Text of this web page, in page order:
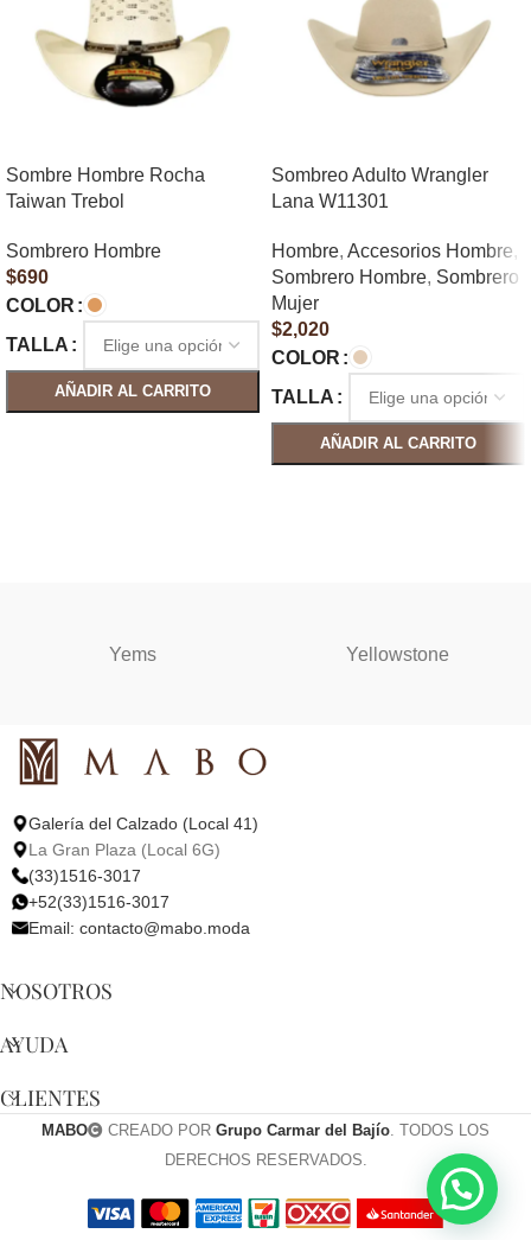
Sombre Hombre Rocha
Taiwan Trebol
Sombrero Hombre
$690
COLOR
TALLA
AÑADIR AL CARRITO
Sombreo Adulto Wrangler
Lana W11301
Hombre, Accesorios Hombre,
Sombrero Hombre, Sombrero
Mujer
$2,020
COLOR
TALLA
AÑADIR AL CARRITO
Yems Yellowstone
Galería del Calzado (Local 41)
La Gran Plaza (Local 6G)
(33)1516-3017
+52(33)1516-3017
Email: contacto@mabo.moda
NOSOTROS
AYUDA
CLIENTES
MABO CREADO POR Grupo Carmar del Bajío . TODOS LOS
DERECHOS RESERVADOS.